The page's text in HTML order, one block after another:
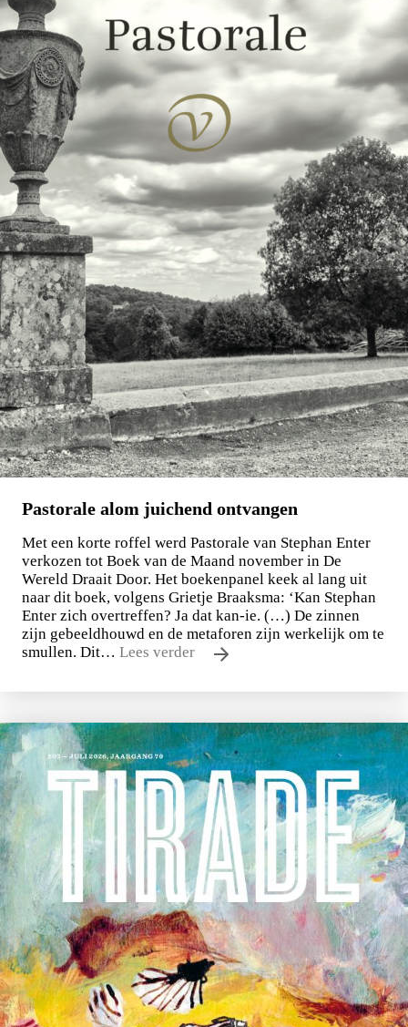
Pastorale alom juichend ontvangen
Met een korte roffel werd Pastorale van Stephan Enter
verkozen tot Boek van de Maand november in De
Wereld Draait Door. Het boekenpanel keek al lang uit
naar dit boek, volgens Grietje Braaksma: ‘Kan Stephan
Enter zich overtreffen? Ja dat kan-ie. (…) De zinnen
zijn gebeeldhouwd en de metaforen zijn werkelijk om te
smullen. Dit… Lees verder